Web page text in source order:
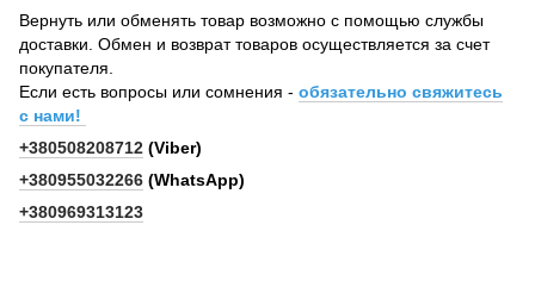
Вернуть или обменять товар возможно с помощью службы
доставки. Обмен и возврат товаров осуществляется за счет
покупателя.
Если есть вопросы или сомнения - обязательно свяжитесь
с нами!
+380508208712 (Viber)
+380955032266 (WhatsApp)
+380969313123